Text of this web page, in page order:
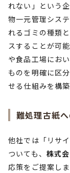
れない」という
物一元管理シス
れるゴミの種類
スすることが可
や食品工場にお
ものを明確に区
せる仕組みを構築
難処理古紙
他社では「リサ
ついても、 株式
応策をご提案し